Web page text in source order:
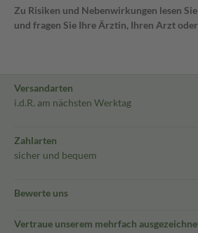
Zu Risiken und Nebenwirkungen lesen
und fragen Sie Ihre Ärztin, Ihren Arzt
Versandarten
i.d.R. am nächsten Werktag
Zahlarten
sicher und bequem
Bewerte uns
Vertraue unserem mehrfach